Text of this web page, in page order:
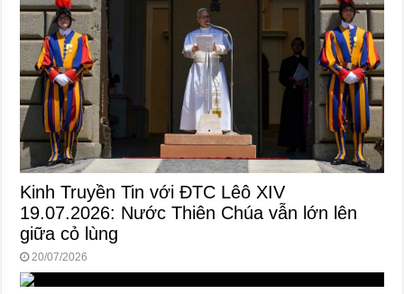
Kinh Truyền Tin với ĐTC Lêô XIV
19.07.2026: Nước Thiên Chúa vẫn lớn lên
giữa cỏ lùng
20/07/2026